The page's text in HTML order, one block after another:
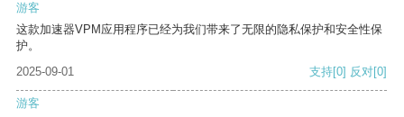
游客
这款加速器VPM应用程序已经为我们带来了无限的隐私保护和安全性保
护。
2025-09-01
支持[0] 反对[0]
游客